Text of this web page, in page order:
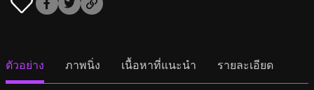
ตัวอย่าง ภาพนิ่ง เนื้อหาที่แนะนำ รายละเอียด